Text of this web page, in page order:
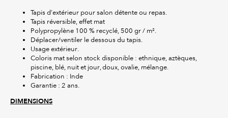
Tapis d’extérieur pour salon détente ou repas.
Tapis réversible, effet mat
Polypropylène 100 % recyclé, 500 gr / m².
Déplacer/ventiler le dessous du tapis.
Usage extérieur.
Coloris mat selon stock disponible : ethnique, aztèques,
piscine, blé, nuit et jour, doux, ovalie, mélange.
Fabrication : Inde
Garantie : 2 ans.
DIMENSIONS